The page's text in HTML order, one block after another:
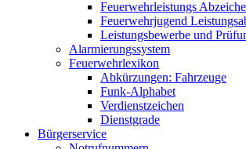
Feuerwehrleistungs
Feuerwehrjugend
Leistungsbewerbe und
Alarmierungssystem
Feuerwehrlexikon
Abkürzungen: Fahrzeuge
Funk-Alphabet
Verdienstzeichen
Dienstgrade
Bürgerservice